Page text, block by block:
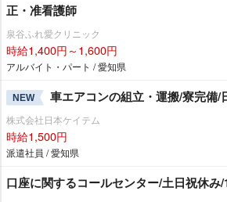
正・准看護師
泉谷ふれ愛クリニック
時給1,400円～1,600円
アルバイト・パート / 愛知県
NEW 車エアコンの組立・運搬/寮完備/
株式会社日本ケイテム
時給1,500円
派遣社員 / 愛知県
口座に関するコールセンター/土日祝休み